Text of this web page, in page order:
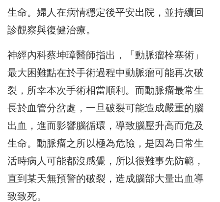
生命。婦人在病情穩定後平安出院，並持續回
診觀察與復健治療。
神經內科蔡坤璋醫師指出，「動脈瘤栓塞術」
最大困難點在於手術過程中動脈瘤可能再次破
裂，所幸本次手術相當順利。而動脈瘤最常生
長於血管分岔處，一旦破裂可能造成嚴重的腦
出血，進而影響腦循環，導致腦壓升高而危及
生命。動脈瘤之所以極為危險，是因為日常生
活時病人可能都沒感覺，所以很難事先防範，
直到某天無預警的破裂，造成腦部大量出血導
致致死。